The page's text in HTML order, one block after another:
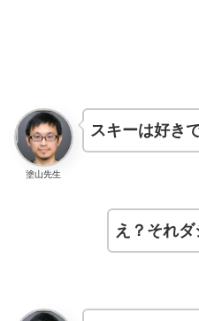
塗山先生
スキーは好き
え？それ